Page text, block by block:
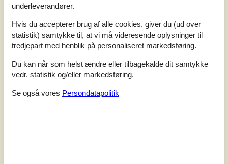
4,2
Sidste vurdering fra d. 03-08-2025
5
4
3
1
underleverandører.
Hvis du accepterer brug af alle cookies, giver du (ud over
statistik) samtykke til, at vi må videresende oplysninger til
tredjepart med henblik på personaliseret markedsføring.
Du kan når som helst ændre eller tilbagekalde dit samtykke
vedr. statistik og/eller markedsføring.
Se også vores Persondatapolitik